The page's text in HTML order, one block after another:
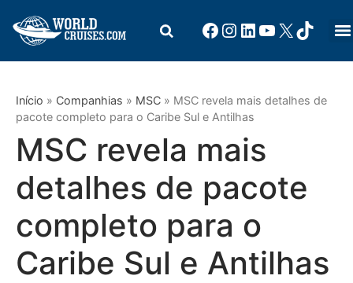
Início » Companhias » MSC » MSC revela mais detalhes de
pacote completo para o Caribe Sul e Antilhas
MSC revela mais
detalhes de pacote
completo para o
Caribe Sul e Antilhas